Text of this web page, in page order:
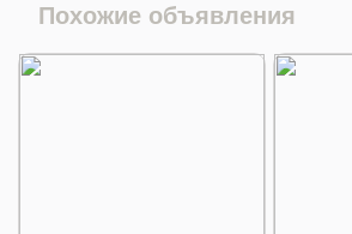
Похожие объявления